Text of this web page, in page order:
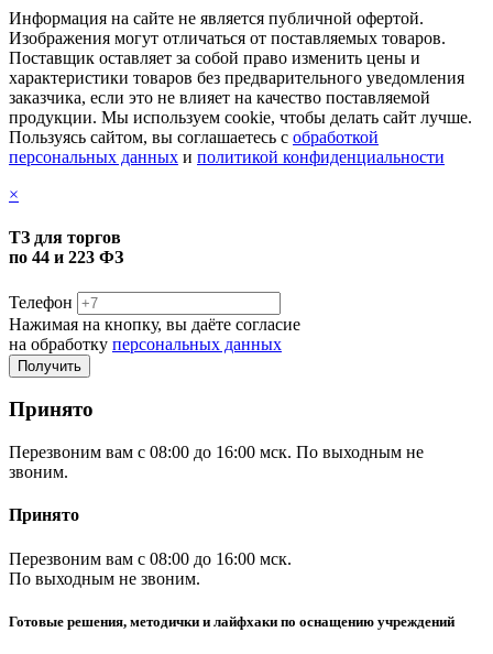
Информация на сайте не является публичной офертой.
Изображения могут отличаться от поставляемых товаров.
Поставщик оставляет за собой право изменить цены и
характеристики товаров без предварительного уведомления
заказчика, если это не влияет на качество поставляемой
продукции. Мы используем cookie, чтобы делать сайт лучше.
Пользуясь сайтом, вы соглашаетесь с обработкой
персональных данных и политикой конфиденциальности
×
ТЗ для торгов
по 44 и 223 ФЗ
Телефон
Нажимая на кнопку, вы даёте согласие
на обработку персональных данных
Принято
Перезвоним вам с 08:00 до 16:00 мск. По выходным не
звоним.
Принято
Перезвоним вам с 08:00 до 16:00 мск.
По выходным не звоним.
Готовые решения, методички и лайфхаки по оснащению учреждений